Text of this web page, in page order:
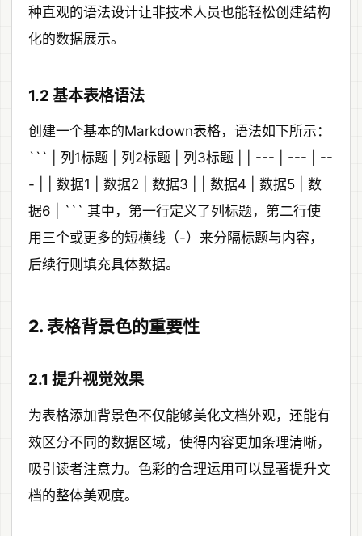
种直观的语法设计让非技术人员也能轻松创建结构
化的数据展示。
1.2 基本表格语法
创建一个基本的Markdown表格，语法如下所示：
``` | 列1标题 | 列2标题 | 列3标题 | | --- | --- | --
- | | 数据1 | 数据2 | 数据3 | | 数据4 | 数据5 | 数
据6 | ``` 其中，第一行定义了列标题，第二行使
用三个或更多的短横线（-）来分隔标题与内容，
后续行则填充具体数据。
2. 表格背景色的重要性
2.1 提升视觉效果
为表格添加背景色不仅能够美化文档外观，还能有
效区分不同的数据区域，使得内容更加条理清晰，
吸引读者注意力。色彩的合理运用可以显著提升文
档的整体美观度。